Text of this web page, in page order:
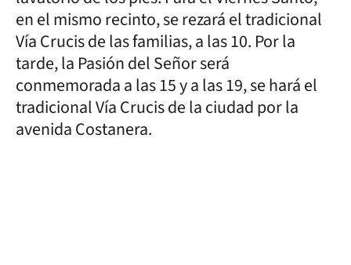
en el mismo recinto, se rezará el tradicional
Vía Crucis de las familias, a las 10. Por la
tarde, la Pasión del Señor será
conmemorada a las 15 y a las 19, se hará el
tradicional Vía Crucis de la ciudad por la
avenida Costanera.